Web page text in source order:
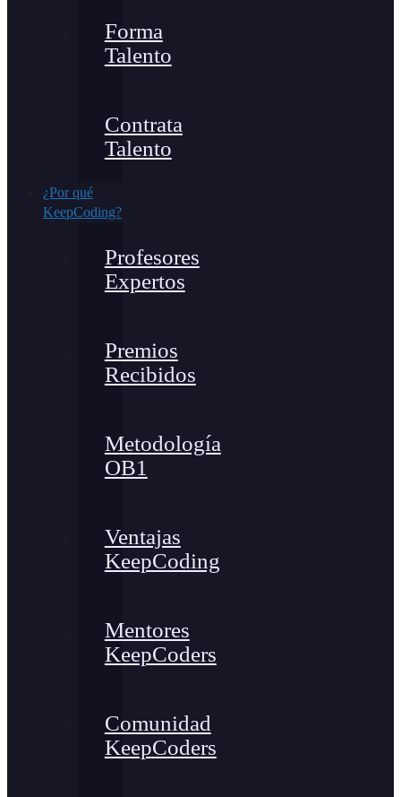
Forma
Talento
Contrata
Talento
¿Por qué
KeepCoding?
Profesores
Expertos
Premios
Recibidos
Metodología
OB1
Ventajas
KeepCoding
Mentores
KeepCoders
Comunidad
KeepCoders